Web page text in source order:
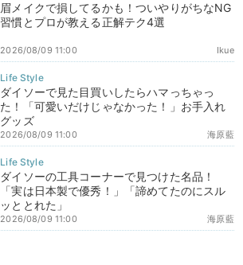
眉メイクで損してるかも！ついやりがちなNG
習慣とプロが教える正解テク4選
Ikue
2026/08/09 11:00
ダイソーで見た目買いしたらハマっちゃっ
た！「可愛いだけじゃなかった！」お手入れ
グッズ
海原藍
2026/08/09 11:00
ダイソーの工具コーナーで見つけた名品！
「実は日本製で優秀！」「諦めてたのにスル
ッととれた」
海原藍
2026/08/09 11:00